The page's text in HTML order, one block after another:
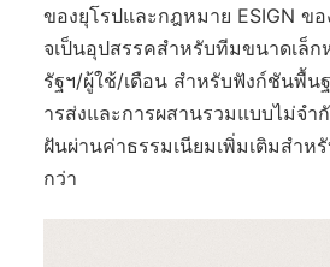
ของยุโรปและกฎหมาย ESIGN ข
จเป็นอุปสรรคสำหรับทีมขนาดเล็
รัฐฯ/ผู้ใช้/เดือน สำหรับฟังก์ชันพื้น
ารส่งและการผสานรวมแบบไม่จ
ฝันผ่านค่าธรรมเนียมเพิ่มเติมสำห
กว่า